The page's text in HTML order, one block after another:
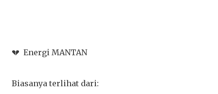
💔 Energi MANTAN
Biasanya terlihat dari: